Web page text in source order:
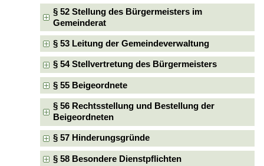
§ 52 Stellung des Bürgermeisters im
Gemeinderat
§ 53 Leitung der Gemeindeverwaltung
§ 54 Stellvertretung des Bürgermeisters
§ 55 Beigeordnete
§ 56 Rechtsstellung und Bestellung der
Beigeordneten
§ 57 Hinderungsgründe
§ 58 Besondere Dienstpflichten